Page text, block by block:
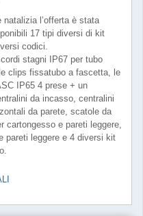
natalizia l’offerta è stata
17 tipi diversi di kit
codici.
stagni IP67 per tubo
clips fissatubo a fascetta, le
IP65 4 prese + un
da incasso, centralini
da parete, scatole da
cartongesso e pareti leggere,
pareti leggere e 4 diversi kit